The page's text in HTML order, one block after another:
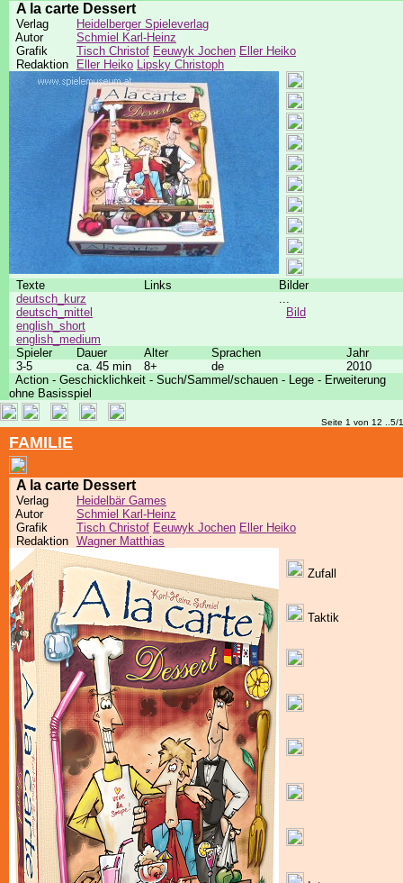
A la carte Dessert
Verlag
Heidelberger Spieleverlag
Autor
Schmiel Karl-Heinz
Grafik
Tisch Christof Eeuwyk Jochen Eller Heiko
Redaktion
Eller Heiko Lipsky Christoph
Texte Links
Bilder
deutsch_kurz
deutsch_mittel
english_short
english_medium
...
Bild
Spieler Dauer Alter Sprachen
Jahr
3-5
ca. 45 min 8+ de
2010
Action - Geschicklichkeit - Such/Sammel/schauen - Lege - Erweiterung
ohne Basisspiel
Seite 1 von 12 ..5/
FAMILIE
A la carte Dessert
Verlag
Heidelbär Games
Autor
Schmiel Karl-Heinz
Grafik
Tisch Christof Eeuwyk Jochen Eller Heiko
Redaktion Wagner Matthias
Zufall
Taktik